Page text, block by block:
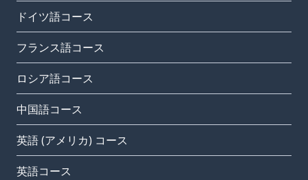
ドイツ語コース
フランス語コース
ロシア語コース
中国語コース
英語 (アメリカ) コース
英語コース